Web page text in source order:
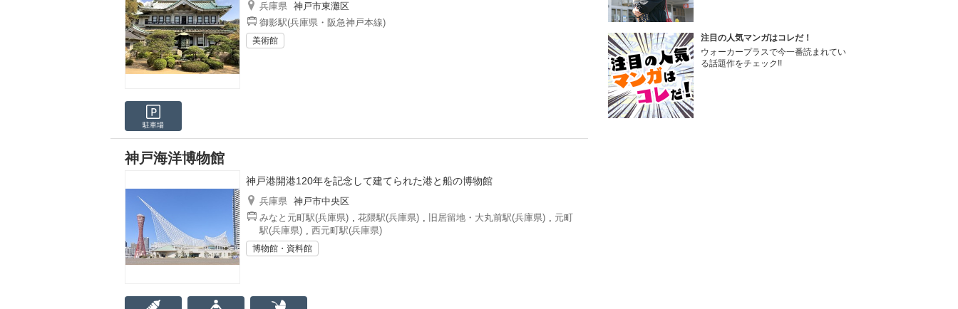
兵庫県 神戸市東灘区
御影駅(兵庫県・阪急神戸本線)
美術館
駐車場
神戸海洋博物館
神戸港開港120年を記念して建てられた港と船の博物館
兵庫県 神戸市中央区
みなと元町駅(兵庫県) , 花隈駅(兵庫県) , 旧居留地・大丸前駅(兵庫県) , 元町
駅(兵庫県) , 西元町駅(兵庫県)
博物館・資料館
注目の人気マンガはコレだ！
ウォーカープラスで今一番読まれてい
る話題作をチェック!!